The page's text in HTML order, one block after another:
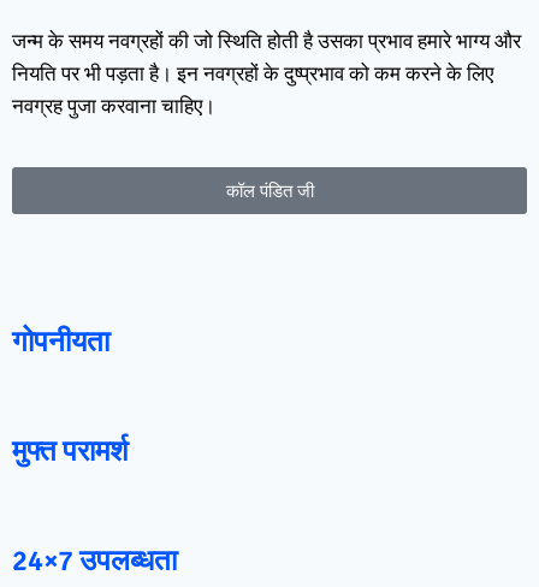
जन्म के समय नवग्रहों की जो स्थिति होती है उसका प्रभाव हमारे भाग्य और
नियति पर भी पड़ता है। इन नवग्रहों के दुष्प्रभाव को कम करने के लिए
नवग्रह पुजा करवाना चाहिए।
कॉल पंडित जी
गोपनीयता
मुफ्त परामर्श
24×7 उपलब्धता